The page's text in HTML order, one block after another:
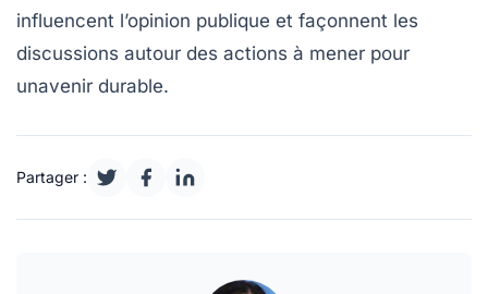
influencent l’opinion publique et façonnent les
discussions autour des actions à mener pour
unavenir durable.
Partager :